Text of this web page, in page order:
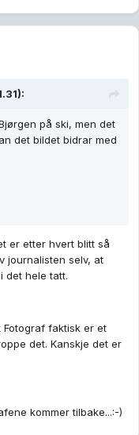
på ski, men det
det bildet bidrar med
er etter hvert blitt så
journalisten selv, at
det hele tatt.
faktisk er et
det. Kanskje det er
kommer tilbake...:-)